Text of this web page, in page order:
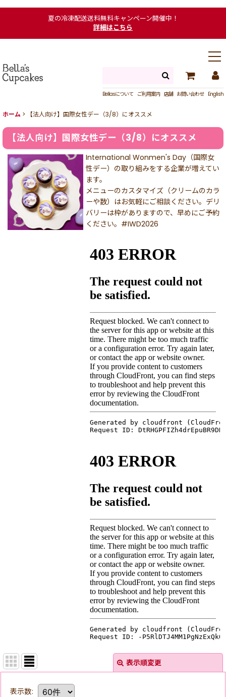
夏の冷凍配送送料無料キャンペーン開催中！
詳細はこちら
Bellasについて ご利用案内 店舗 お問い合わせ English
ホーム > 【法人向け】国際女性デー（3/8）にオススメ
【法人向け】国際女性デー（3/8）にオススメ
International Wonmen's Day（国際女
性デー）の取り組みをする企業が増えてい
ます。
メニューのカスタマイズ（クリームのカラ
ーや数）はお気軽にご相談ください。デリ
バリーは枠がありますので、早めにご予約
ください。#IWD2026
表示順変更
表示数: